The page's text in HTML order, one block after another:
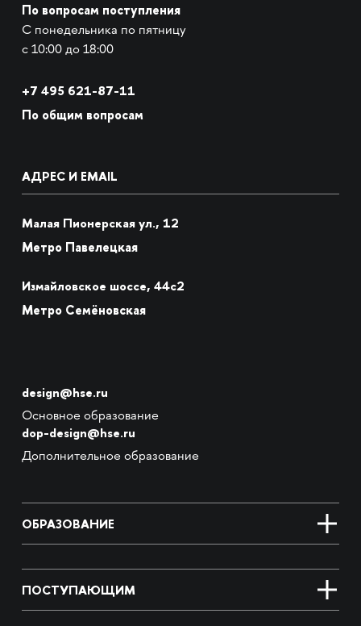
По вопросам поступления
С понедельника по пятницу
с 10:00 до 18:00
+7 495 621-87-11
По общим вопросам
АДРЕС И EMAIL
Малая Пионерская ул., 12
Метро Павелецкая
Измайловское шоссе, 44с2
Метро Семёновская
design@hse.ru
Основное образование
dop-design@hse.ru
Дополнительное образование
ОБРАЗОВАНИЕ
ПОСТУПАЮЩИМ